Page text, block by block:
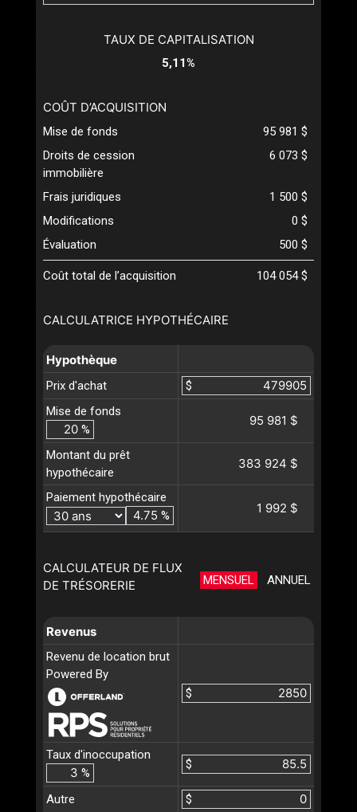
CALCULATRICE HYPOTHÉCAIRE
Hypothèque
Prix d'achat
$
Mise de fonds
%
95 981 $
Montant du prêt
hypothécaire
383 924 $
Paiement hypothécaire
%
1 992 $
CALCULATEUR DE FLUX
DE TRÉSORERIE
MENSUEL ANNUEL
Revenus
Revenu de location brut
Powered By
$
Taux d'inoccupation
%
$
Autre
$
TAUX DE CAPITALISATION
5,11%
COÛT D’ACQUISITION
Mise de fonds
95 981 $
Droits de cession
immobilière
6 073 $
Frais juridiques
1 500 $
Modifications
0 $
Évaluation
500 $
Coût total de l’acquisition 104 054 $